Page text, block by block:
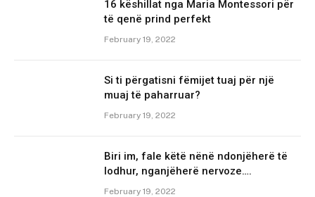
16 këshillat nga Maria Montessori për
të qenë prind perfekt
February 19, 2022
Si ti përgatisni fëmijet tuaj për një
muaj të paharruar?
February 19, 2022
Biri im, fale këtë nënë ndonjëherë të
lodhur, nganjëherë nervoze….
February 19, 2022